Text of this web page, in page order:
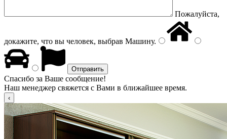
Пожалуйста,
докажите, что вы человек, выбрав Машину.
Спасибо за Ваше сообщение!
Наш менеджер свяжется с Вами в ближайшее время.